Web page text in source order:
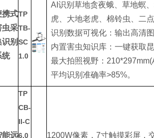
携式
虫采
识别
统
TP
TB-
SC
1.0
AI识别草地贪夜蛾、草地螟
虎、大地老虎、棉铃虫、二
识别数据可视化：输出高清
内置害虫知识库：一键获取
最大拍照视野：
平均识别准确率>85%。
能远
TP
CB-
II-C
6.0
1200W像素，7寸触摸彩屏，